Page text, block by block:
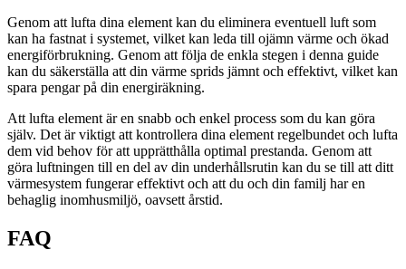
Genom att lufta dina element kan du eliminera eventuell luft som
kan ha fastnat i systemet, vilket kan leda till ojämn värme och ökad
energiförbrukning. Genom att följa de enkla stegen i denna guide
kan du säkerställa att din värme sprids jämnt och effektivt, vilket kan
spara pengar på din energiräkning.
Att lufta element är en snabb och enkel process som du kan göra
själv. Det är viktigt att kontrollera dina element regelbundet och lufta
dem vid behov för att upprätthålla optimal prestanda. Genom att
göra luftningen till en del av din underhållsrutin kan du se till att ditt
värmesystem fungerar effektivt och att du och din familj har en
behaglig inomhusmiljö, oavsett årstid.
FAQ